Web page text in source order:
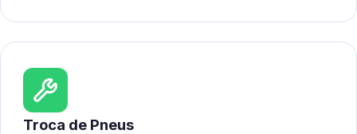
Troca de Pneus